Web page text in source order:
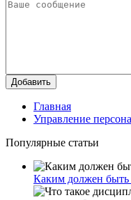
Добавить
Главная
Управление
Популярные статьи
Каким должен быть